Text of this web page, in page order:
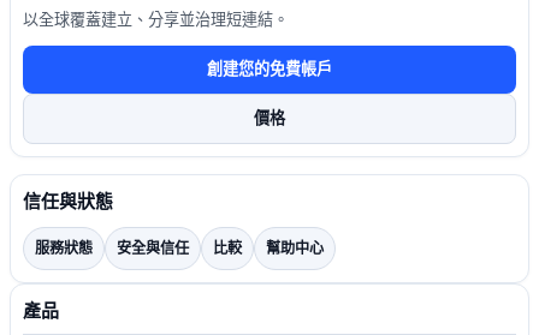
以全球覆蓋建立、分享並治理短連結。
創建您的免費帳戶
價格
信任與狀態
服務狀態 安全與信任 比較 幫助中心
產品